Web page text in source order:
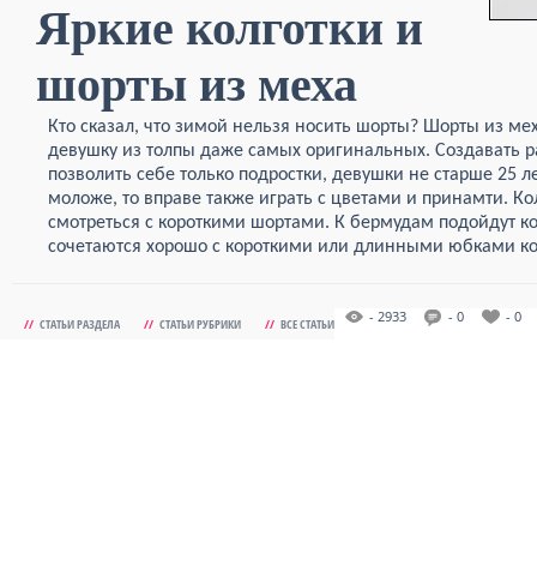
Яркие колготки и
шорты из меха
Кто сказал, что зимой нельзя носить шорты? Шорты из
девушку из толпы даже самых оригинальных. Создавать
позволить себе только подростки, девушки не старше 25
моложе, то вправе также играть с цветами и принамти.
смотреться с короткими шортами. К бермудам подойдут
сочетаются хорошо с короткими или длинными юбками
// СТАТЬИ РАЗДЕЛА // СТАТЬИ РУБРИКИ // ВСЕ СТАТЬИ - 2933 - 0 - 0